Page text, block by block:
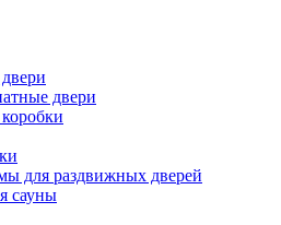
двери
для раздвижных дверей
сауны